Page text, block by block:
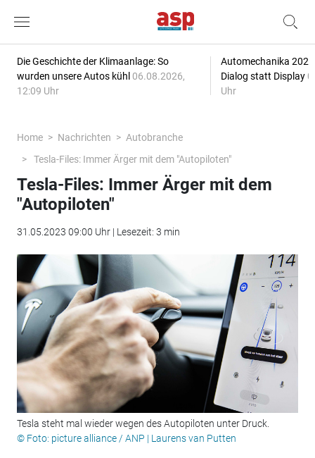
Die Geschichte der Klimaanlage: So
wurden unsere Autos kühl 06.08.2026,
12:09 Uhr
Automechanika
Dialog statt Display
Uhr
Home Nachrichten
Autobranche
Tesla-Files: Immer Ärger mit dem "Autopiloten"
Tesla-Files: Immer Ärger mit dem
"Autopiloten"
31.05.2023 09:00 Uhr | Lesezeit: 3 min
Tesla steht mal wieder wegen des Autopiloten unter Druck.
© Foto: picture alliance / ANP | Laurens van Putten